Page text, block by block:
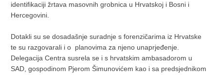
identifikaciji žrtava masovnih grobnica u Hrvatskoj i Bosni i
Hercegovini.
Dotakli su se dosadašnje suradnje s forenzičarima iz Hrvatske
te su razgovarali i o planovima za njeno unaprjeđenje.
Delegacija Centra susrela se i s hrvatskim ambasadorom u
SAD, gospodinom Pjerom Šimunovićem kao i sa predsjednikom